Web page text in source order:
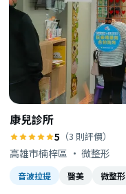
康兒診所
5 （3 則評價）
高雄市楠梓區 · 微整形
音波拉提 醫美 微整形